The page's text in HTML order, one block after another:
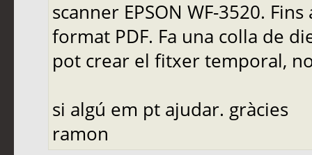
scanner EPSON WF-3520.
format PDF. Fa una colla de
pot crear el fitxer temporal,
si algú em pt ajudar. gràcies
ramon